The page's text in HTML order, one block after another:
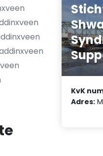
KvK
Adres: